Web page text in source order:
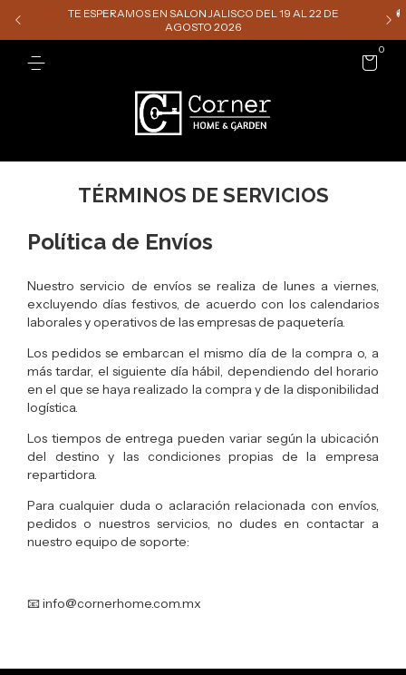
TE ESPERAMOS EN SALON JALISCO DEL 19 AL 22 DE
AGOSTO 2026
0
TÉRMINOS DE SERVICIOS
Política de Envíos
Nuestro servicio de envíos se realiza de lunes a viernes,
excluyendo días festivos, de acuerdo con los calendarios
laborales y operativos de las empresas de paquetería.
Los pedidos se embarcan el mismo día de la compra o, a
más tardar, el siguiente día hábil, dependiendo del horario
en el que se haya realizado la compra y de la disponibilidad
logística.
Los tiempos de entrega pueden variar según la ubicación
del destino y las condiciones propias de la empresa
repartidora.
Para cualquier duda o aclaración relacionada con envíos,
pedidos o nuestros servicios, no dudes en contactar a
nuestro equipo de soporte:
📧info@cornerhome.com.mx